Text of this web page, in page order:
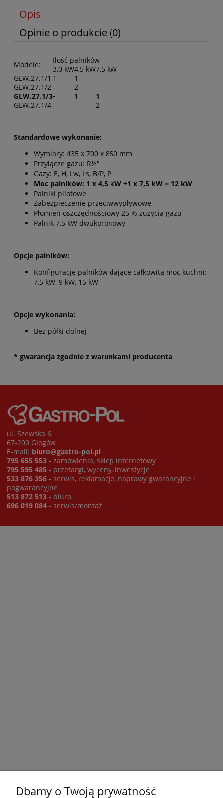
Opis
Opinie o produkcie (0)
Modele:
Ilość palników
3,0 kW4,5 kW7,5 kW
GLW.27.1/1 1 1
-
GLW.27.1/2- 2
-
GLW.27.1/3- 1
1
GLW.27.1/4- - 2
Standardowe wykonanie:
Wymiary: 435 x 700 x 850 mm
Przyłącze gazu: R½"
Gazy: E, H, Lw, Ls, B/P, P
Moc palników: 1 x 4,5 kW +1 x 7,5 kW = 12 kW
Palniki pilotowe
Zabezpieczenie przeciwwypływowe
Płomień oszczędnościowy 25 % zużycia gazu
Palnik 7,5 kW dwukoronowy
Opcje palników:
Konfiguracje palników dające całkowitą moc kuchni:
7,5 kW, 9 kW, 15 kW
Opcje wykonania:
Bez półki dolnej
* gwarancja zgodnie z warunkami producenta
ul. Szewska 6
67-200 Głogów
E-mail: biuro@gastro-pol.pl
795 655 553 - zamówienia, sklep internetowy
795 595 485 - przetargi, wyceny, inwestycje
533 876 356 - serwis, reklamacje, naprawy gwarancyjne i
pogwarancyjne
513 872 513 - biuro
696 019 084 - serwis/montaż
Dbamy o Twoją prywatność